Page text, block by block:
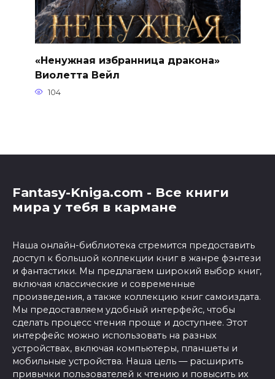
«Ненужная избранница дракона»
Виолетта Вейл
104
Fantasy-Kniga.com - Все книги
мира у тебя в кармане
Наша онлайн-библиотека стремится предоставить
доступ к большой коллекции книг в жанре фэнтези
и фантастики. Мы предлагаем широкий выбор книг,
включая классические и современные
произведения, а также коллекцию книг самоиздата.
Мы предоставляем удобный интерфейс, чтобы
сделать процесс чтения проще и доступнее. Этот
интерфейс можно использовать на разных
устройствах, включая компьютеры, планшеты и
мобильные устройства. Наша цель — расширить
привычки пользователей к чтению и повысить их